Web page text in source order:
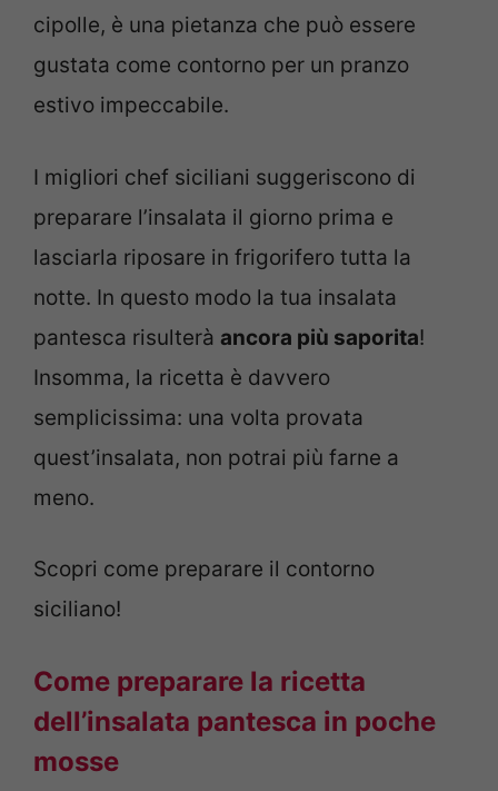
cipolle, è una pietanza che può essere
gustata come contorno per un pranzo
estivo impeccabile.
I migliori chef siciliani suggeriscono di
preparare l’insalata il giorno prima e
lasciarla riposare in frigorifero tutta la
notte. In questo modo la tua insalata
pantesca risulterà ancora più saporita!
Insomma, la ricetta è davvero
semplicissima: una volta provata
quest’insalata, non potrai più farne a
meno.
Scopri come preparare il contorno
siciliano!
Come preparare la ricetta
dell’insalata pantesca in poche
mosse